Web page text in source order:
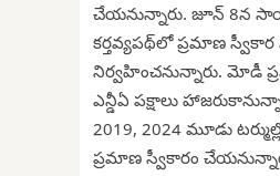
చేయనున్నారు. జూన్ 8న
కర్తవ్యపథ్‌లో ప్రమాణ
నిర్వహించనున్నారు. మోడీ
ఎన్డీఏ పక్షాలు
2019, 2024 మూడు
ప్రమాణ స్వీకారం